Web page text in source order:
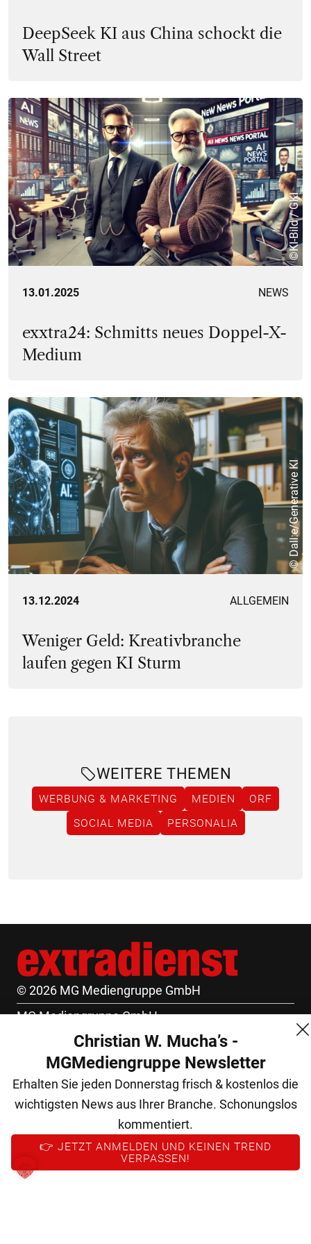
DeepSeek KI aus China schockt die
Wall Street
©KI-Bild / GKI
13.01.2025 NEWS
exxtra24: Schmitts neues Doppel-X-
Medium
© Dall:e/Generative KI
13.12.2024 ALLGEMEIN
Weniger Geld: Kreativbranche
laufen gegen KI Sturm
WEITERE THEMEN
WERBUNG & MARKETING MEDIEN
ORF
SOCIAL MEDIA
PERSONALIA
© 2026 MG Mediengruppe GmbH
MG Mediengruppe GmbH
Burgring 1/7
1010 Wien
+43 (1) 522 14 14
office@mgmedien.at
Kontakt
AGB
Christian W. Mucha’s -
MGMediengruppe Newsletter
Erhalten Sie jeden Donnerstag frisch & kostenlos die
wichtigsten News aus Ihrer Branche. Schonungslos
kommentiert.
👉 JETZT ANMELDEN UND KEINEN TREND
VERPASSEN!